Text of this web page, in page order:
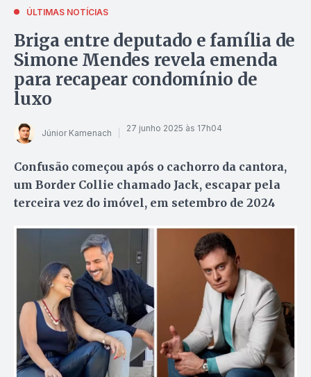
ÚLTIMAS NOTÍCIAS
Briga entre deputado e família de
Simone Mendes revela emenda
para recapear condomínio de
luxo
Júnior Kamenach 27 junho 2025 às 17h04
Confusão começou após o cachorro da cantora,
um Border Collie chamado Jack, escapar pela
terceira vez do imóvel, em setembro de 2024